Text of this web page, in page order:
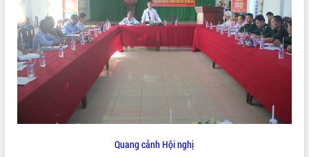
ĐIỂM TIN VĂN BẢN
QUY HOẠCH - KẾ HOẠCH
Quang cảnh Hội nghị